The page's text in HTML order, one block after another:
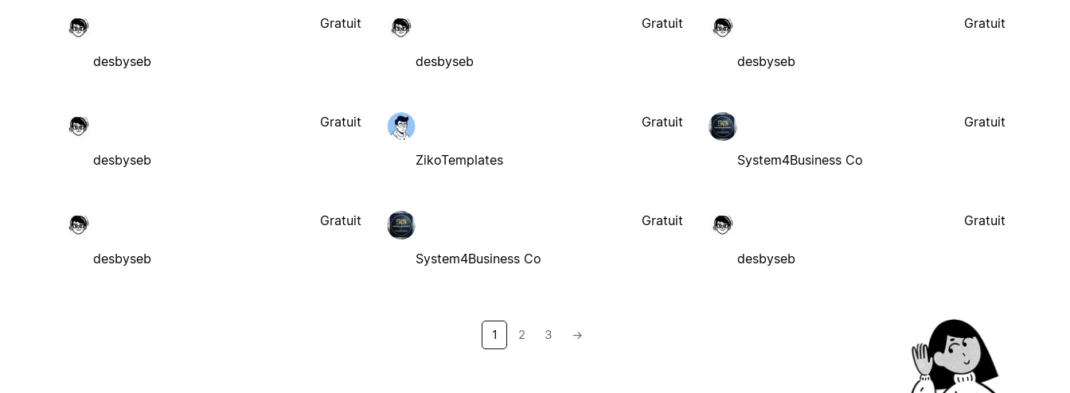
desbyseb
Gratuit
desbyseb
Gratuit
desbyseb
Gratuit
desbyseb
Gratuit
ZikoTemplates
Gratuit
System4Business Co
Gratuit
desbyseb
Gratuit
System4Business Co
Gratuit
desbyseb
Gratuit
1 2 3 →